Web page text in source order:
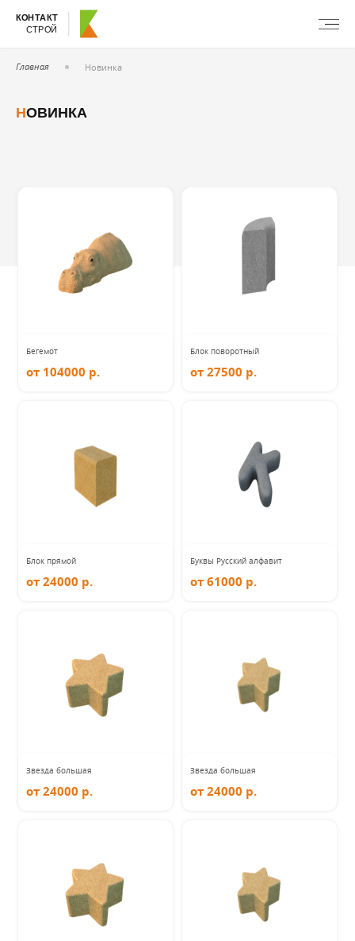
КОНТАКТ
СТРОЙ
Главная Новинка
НОВИНКА
Бегемот
от 104000 р.
Блок поворотный
от 27500 р.
Блок прямой
от 24000 р.
Буквы Русский алфавит
от 61000 р.
Звезда большая
от 24000 р.
Звезда большая
от 24000 р.